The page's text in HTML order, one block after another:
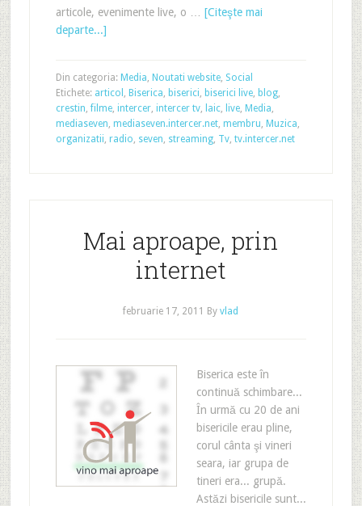
articole, evenimente live, o … [Citeşte mai
departe...]
Din categoria: Media, Noutati website, Social
Etichete: articol , Biserica, biserici, biserici live, blog,
crestin,filme, intercer, intercer tv, laic, live, Media,
mediaseven, mediaseven.intercer.net, membru, Muzica,
organizatii, radio, seven, streaming, Tv, tv.intercer.net
Mai aproape, prin
internet
februarie 17, 2011 Byvlad
Biserica este în
continuă schimbare...
În urmă cu 20 de ani
bisericile erau pline,
corul cânta şi vineri
seara, iar grupa de
tineri era... grupă.
Astăzi bisericile sunt...